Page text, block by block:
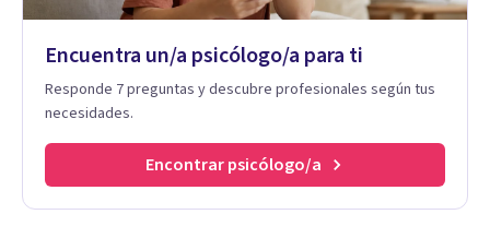
Encuentra un/a psicólogo/a para ti
Responde 7 preguntas y descubre profesionales según tus
necesidades.
Encontrar psicólogo/a